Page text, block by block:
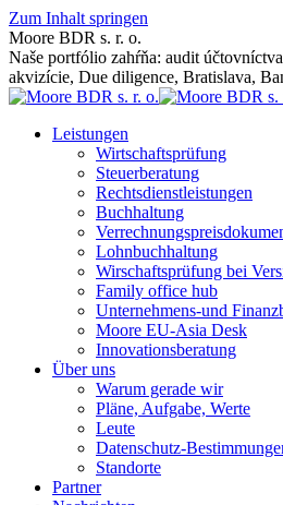
Zum Inhalt springen
Moore BDR s. r. o.
Naše portfólio zahŕňa: audit
akvizície, Due diligence, Bratislava,
Leistungen
Wirtschaftsprüfung
Steuerberatung
Rechtsdienstleistungen
Buchhaltung
Lohnbuchhaltung
Wirschaftsprüfung bei
Family office hub
Unternehmens-und
Moore EU-Asia Desk
Innovationsberatung
Über uns
Warum gerade wir
Pläne, Aufgabe, Werte
Leute
Datenschutz-
Standorte
Partner